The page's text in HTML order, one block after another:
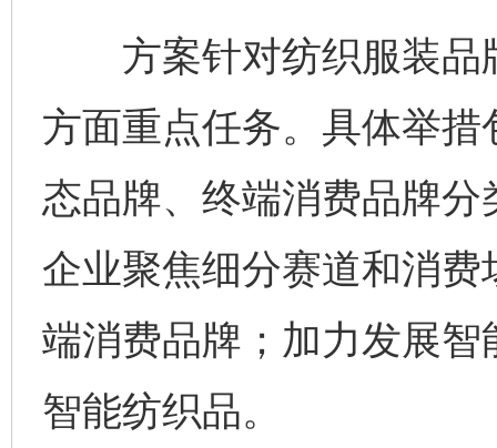
方案针对纺织服装品
方面重点任务。具体举
态品牌、终端消费品牌
企业聚焦细分赛道和消
端消费品牌；加力发展
智能纺织品。